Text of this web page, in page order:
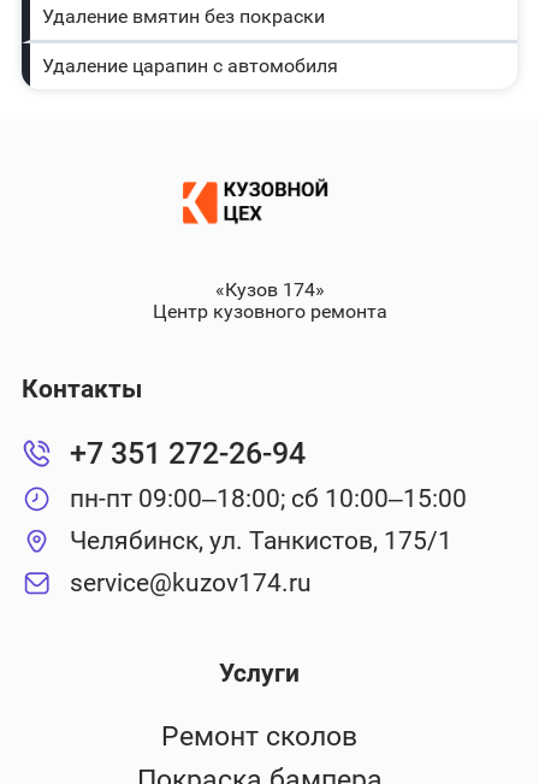
Удаление вмятин без покраски
Удаление царапин с автомобиля
«Кузов 174»
Центр кузовного ремонта
Услуги
Ремонт сколов
Контакты
+7 351 272-26-94
пн-пт 09:00–18:00; сб 10:00–15:00
Челябинск, ул. Танкистов, 175/1
service@kuzov174.ru